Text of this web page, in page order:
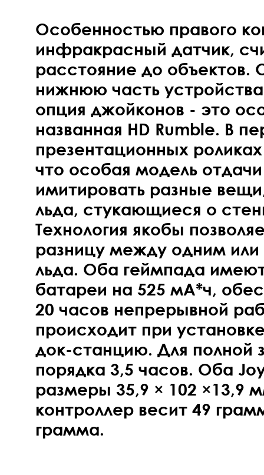
Особенностью правого
инфракрасный датчик,
расстояние до объектов.
нижнюю часть
опция джойконов - это
названная HD Rumble. В
презентационных
что особая модель отдачи
имитировать разные
льда, стукающиеся о
Технология якобы
разницу между одним или
льда. Оба геймпада
батареи на 525 мА*ч,
20 часов непрерывной
происходит при
док-станцию. Для полной
порядка 3,5 часов. Оба
размеры 35,9 × 102 ×13,9
контроллер весит 49
грамма.